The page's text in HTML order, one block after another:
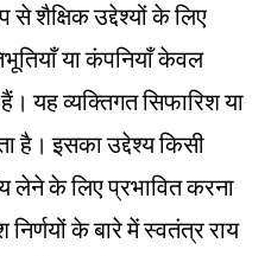
से शैक्षिक उद्देश्यों के लिए
या कंपनियाँ केवल
यह व्यक्तिगत सिफारिश या
है। इसका उद्देश्य किसी
लेने के लिए प्रभावित करना
के बारे में स्वतंत्र राय